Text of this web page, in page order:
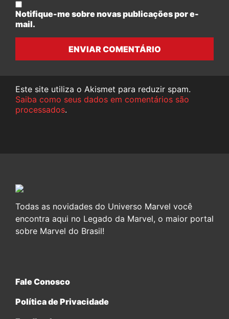
Notifique-me sobre novas publicações por e-
mail.
ENVIAR COMENTÁRIO
Este site utiliza o Akismet para reduzir spam.
Saiba como seus dados em comentários são
processados.
Todas as novidades do Universo Marvel você
encontra aqui no Legado da Marvel, o maior portal
sobre Marvel do Brasil!
Fale Conosco
Política de Privacidade